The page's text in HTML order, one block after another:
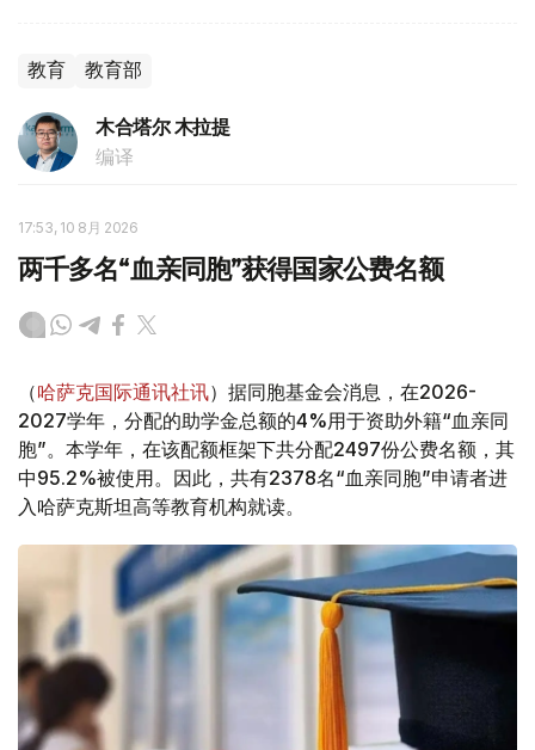
教育 教育部
木合塔尔 木拉提
编译
17:53, 10 8月 2026
两千多名“血亲同胞”获得国家公费名额
（哈萨克国际通讯社讯）据同胞基金会消息，在2026-
2027学年，分配的助学金总额的4%用于资助外籍“血亲同
胞”。本学年，在该配额框架下共分配2497份公费名额，其
中95.2%被使用。因此，共有2378名“血亲同胞”申请者进
入哈萨克斯坦高等教育机构就读。